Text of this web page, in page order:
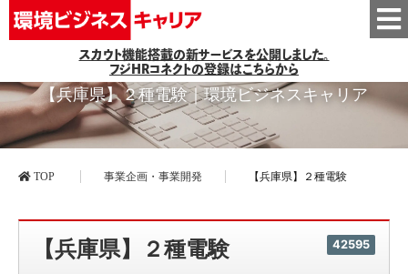
スカウト機能搭載の新サービスを公開しました。
フジHRコネクトの登録はこちらから
【兵庫県】２種電験｜環境ビジネスキャリア
TOP 事業企画・事業開発 【兵庫県】２種電験
【兵庫県】２種電験 42595